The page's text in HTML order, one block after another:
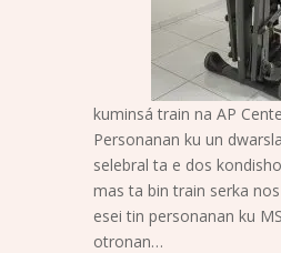
kuminsá train na AP
Personanan ku un
selebral ta e dos
mas ta bin train serka
esei tin personanan ku
otronan…